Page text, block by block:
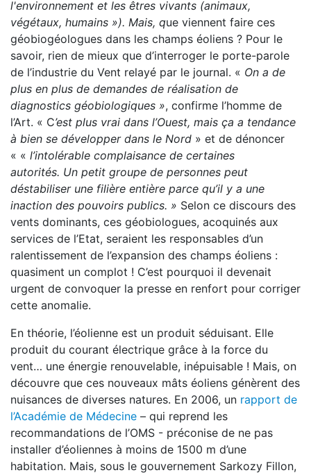
l'environnement et les êtres vivants (animaux,
végétaux, humains »). Mais, que viennent faire ces
géobiogéologues dans les champs éoliens ? Pour le
savoir, rien de mieux que d’interroger le porte-parole
de l’industrie du Vent relayé par le journal. « On a de
plus en plus de demandes de réalisation de
diagnostics géobiologiques », confirme l’homme de
l’Art. « C’est plus vrai dans l’Ouest, mais ça a tendance
à bien se développer dans le Nord » et de dénoncer
« « l’intolérable complaisance de certaines
autorités. Un petit groupe de personnes peut
déstabiliser une filière entière parce qu’il y a une
inaction des pouvoirs publics. » Selon ce discours des
vents dominants, ces géobiologues, acoquinés aux
services de l’Etat, seraient les responsables d’un
ralentissement de l’expansion des champs éoliens :
quasiment un complot ! C’est pourquoi il devenait
urgent de convoquer la presse en renfort pour corriger
cette anomalie.
En théorie, l’éolienne est un produit séduisant. Elle
produit du courant électrique grâce à la force du
vent… une énergie renouvelable, inépuisable ! Mais, on
découvre que ces nouveaux mâts éoliens génèrent des
nuisances de diverses natures. En 2006, un rapport de
l’Académie de Médecine – qui reprend les
recommandations de l’OMS - préconise de ne pas
installer d’éoliennes à moins de 1500 m d’une
habitation. Mais, sous le gouvernement Sarkozy Fillon,